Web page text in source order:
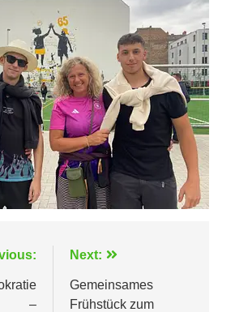
–
Next:
Gemeinsames
Frühstück zum